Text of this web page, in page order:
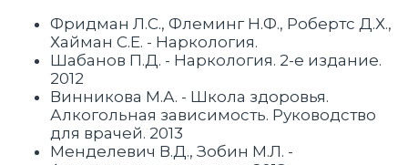
Фридман Л.С., Флеминг Н.Ф., Робертс Д.Х.,
Хайман С.Е. - Наркология.
Шабанов П.Д. - Наркология. 2-е издание.
2012
Винникова М.А. - Школа здоровья.
Алкогольная зависимость. Руководство
для врачей. 2013
Менделевич В.Д., Зобин М.Л. -